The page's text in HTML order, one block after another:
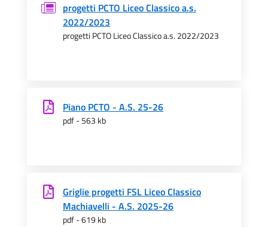
progetti PCTO Liceo Classico a.s.
2022/2023
progetti PCTO Liceo Classico a.s. 2022/2023
Piano PCTO - A.S. 25-26
pdf - 563 kb
Griglie progetti FSL Liceo Classico
Machiavelli - A.S. 2025-26
pdf - 619 kb